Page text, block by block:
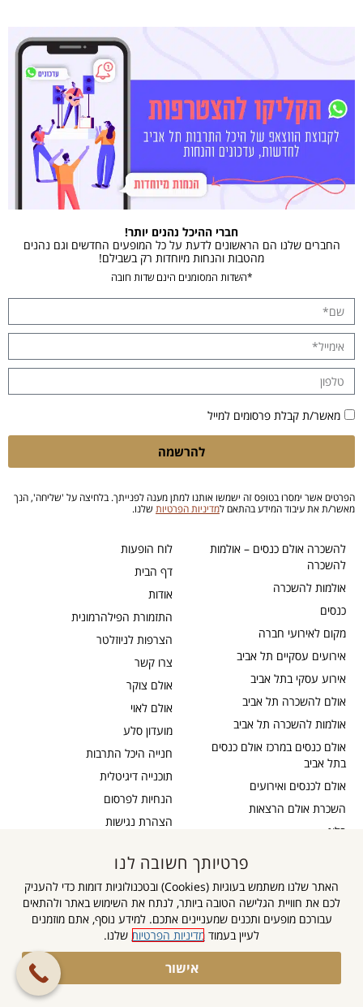
לוח הופעות
דף הבית
אודות
התזמורת הפילהרמונית
הצרפות לניוזלטר
צרו קשר
אולם צוקר
אולם לאוי
מועדון סלע
חנייה היכל התרבות
תוכנייה דיגיטלית
הנחיות לפרסום
הצהרת נגישות
אישור נגישות
מדיניות פרטיות
מפת אתר
להשכרה אולם כנסים – אולמות
להשכרה
אולמות להשכרה
כנסים
מקום לאירועי חברה
אירועים עסקיים תל אביב
אירוע עסקי בתל אביב
אולם להשכרה תל אביב
אולמות להשכרה תל אביב
אולם כנסים במרכז אולם כנסים
בתל אביב
אולם לכנסים ואירועים
השכרת אולם הרצאות
בלוג
חברי ההיכל נהנים יותר!
החברים שלנו הם הראשונים לדעת על כל המופעים החדשים וגם נהנים
מהטבות והנחות מיוחדות רק בשבילם!
*השדות המסומנים הינם שדות חובה
מאשר/ת קבלת פרסומים למייל
להרשמה
הפרטים אשר ימסרו בטופס זה ישמשו אותנו למתן מענה לפנייתך. בלחיצה על 'שליחה', הנך
מאשר/ת את עיבוד המידע בהתאם למדיניות הפרטיות שלנו.
לראש
הצטרפו לקבוצה
השקטה
פרטיותך חשובה לנו
האתר שלנו משתמש בעוגיות (Cookies) ובטכנולוגיות דומות כדי להעניק
לכם את חוויית הגלישה הטובה ביותר, לנתח את השימוש באתר ולהתאים
עבורכם מופעים ותכנים שמעניינים אתכם. למידע נוסף, אתם מוזמנים
לעיין בעמוד מדיניות הפרטיות שלנו.
אישור